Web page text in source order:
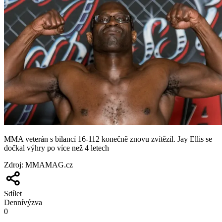
MMA veterán s bilancí 16-112 konečně znovu zvítězil. Jay Ellis se
dočkal výhry po více než 4 letech
Zdroj: MMAMAG.cz
Sdílet
Dennívýzva
0